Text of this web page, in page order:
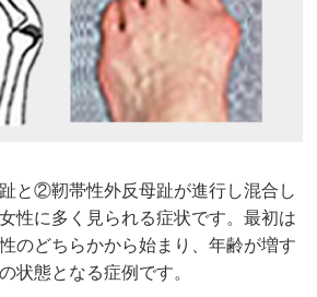
と②靭帯性外反母趾が進行し混合し
性に多く見られる症状です。最初は
のどちらかから始まり、年齢が増す
状態となる症例です。